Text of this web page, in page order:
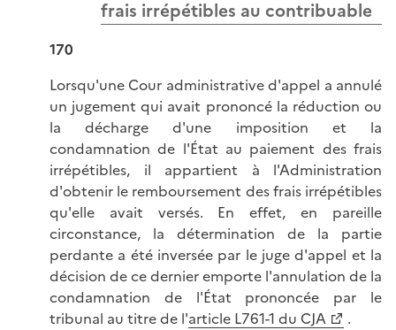
frais irrépétibles au contribuable
170
Lorsqu'une Cour administrative d'appel a annulé
un jugement qui avait prononcé la réduction ou
la décharge d'une imposition et la
condamnation de l'État au paiement des frais
irrépétibles, il appartient à l'Administration
d'obtenir le remboursement des frais irrépétibles
qu'elle avait versés. En effet, en pareille
circonstance, la détermination de la partie
perdante a été inversée par le juge d'appel et la
décision de ce dernier emporte l'annulation de la
condamnation de l'État prononcée par le
tribunal au titre de l'article L761-1 du CJA
.